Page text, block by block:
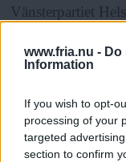
www.fria.nu - Do
Information
If you wish to opt-
processing of your
targeted
section to confirm
Vänsterpartiet
dagen, däribland
Skåne), Ingrid
kurdiska
• Samling kl 12,